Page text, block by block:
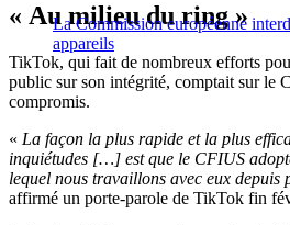
La Commission européenne
appareils
« Au milieu du ring »
TikTok, qui fait de nombreux efforts
public sur son intégrité, comptait sur le
compromis.
« La façon la plus rapide et la plus
inquiétudes […] est que le CFIUS
lequel nous travaillons avec eux depuis
affirmé un porte-parole de TikTok fin